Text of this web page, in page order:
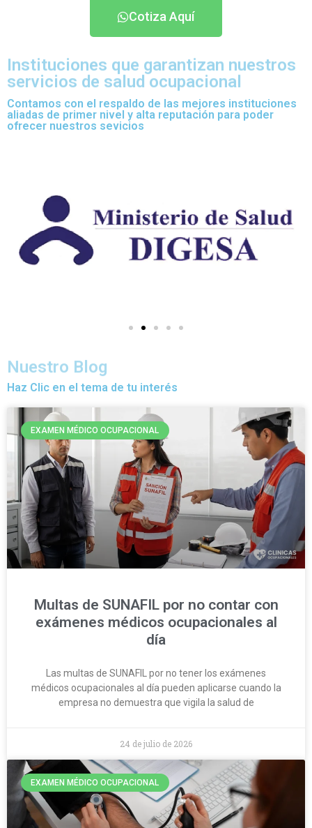
Cotiza Aquí
Instituciones que garantizan nuestros
servicios de salud ocupacional
Contamos con el respaldo de las mejores instituciones
aliadas de primer nivel y alta reputación para poder
ofrecer nuestros sevicios
Nuestro Blog
Haz Clic en el tema de tu interés
EXAMEN MÉDICO OCUPACIONAL
Multas de SUNAFIL por no contar con
exámenes médicos ocupacionales al
día
Las multas de SUNAFIL por no tener los exámenes
médicos ocupacionales al día pueden aplicarse cuando la
empresa no demuestra que vigila la salud de
24 de julio de 2026
EXAMEN MÉDICO OCUPACIONAL